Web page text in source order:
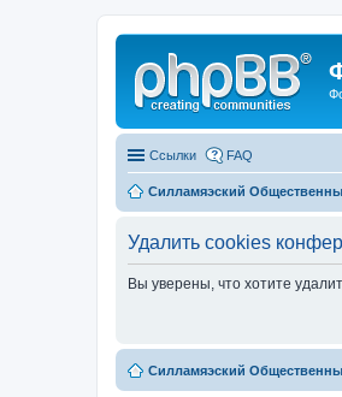
Ссылки FAQ
Силламяэский
Удалить cookies
Вы уверены, что хотите
Силламяэский